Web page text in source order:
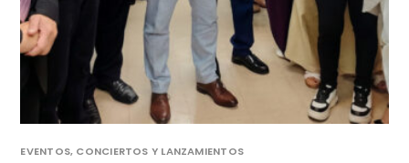
EVENTOS, CONCIERTOS Y LANZAMIENTOS